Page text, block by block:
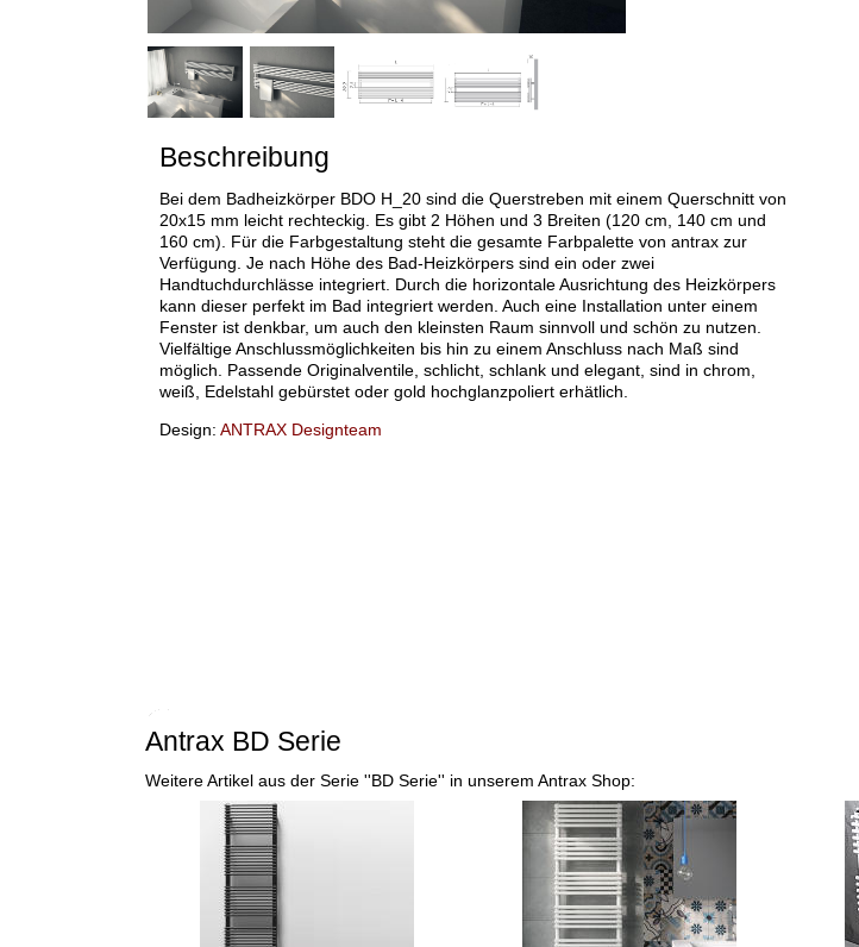
Beschreibung
Bei dem Badheizkörper BDO H_20 sind die Querstreben mit einem Querschnitt von
20x15 mm leicht rechteckig. Es gibt 2 Höhen und 3 Breiten (120 cm, 140 cm und
160 cm). Für die Farbgestaltung steht die gesamte Farbpalette von antrax zur
Verfügung. Je nach Höhe des Bad-Heizkörpers sind ein oder zwei
Handtuchdurchlässe integriert. Durch die horizontale Ausrichtung des Heizkörpers
kann dieser perfekt im Bad integriert werden. Auch eine Installation unter einem
Fenster ist denkbar, um auch den kleinsten Raum sinnvoll und schön zu nutzen.
Vielfältige Anschlussmöglichkeiten bis hin zu einem Anschluss nach Maß sind
möglich. Passende Originalventile, schlicht, schlank und elegant, sind in chrom,
weiß, Edelstahl gebürstet oder gold hochglanzpoliert erhätlich.
Design: ANTRAX Designteam
Antrax BD Serie
Weitere Artikel aus der Serie ''BD Serie'' in unserem Antrax Shop: